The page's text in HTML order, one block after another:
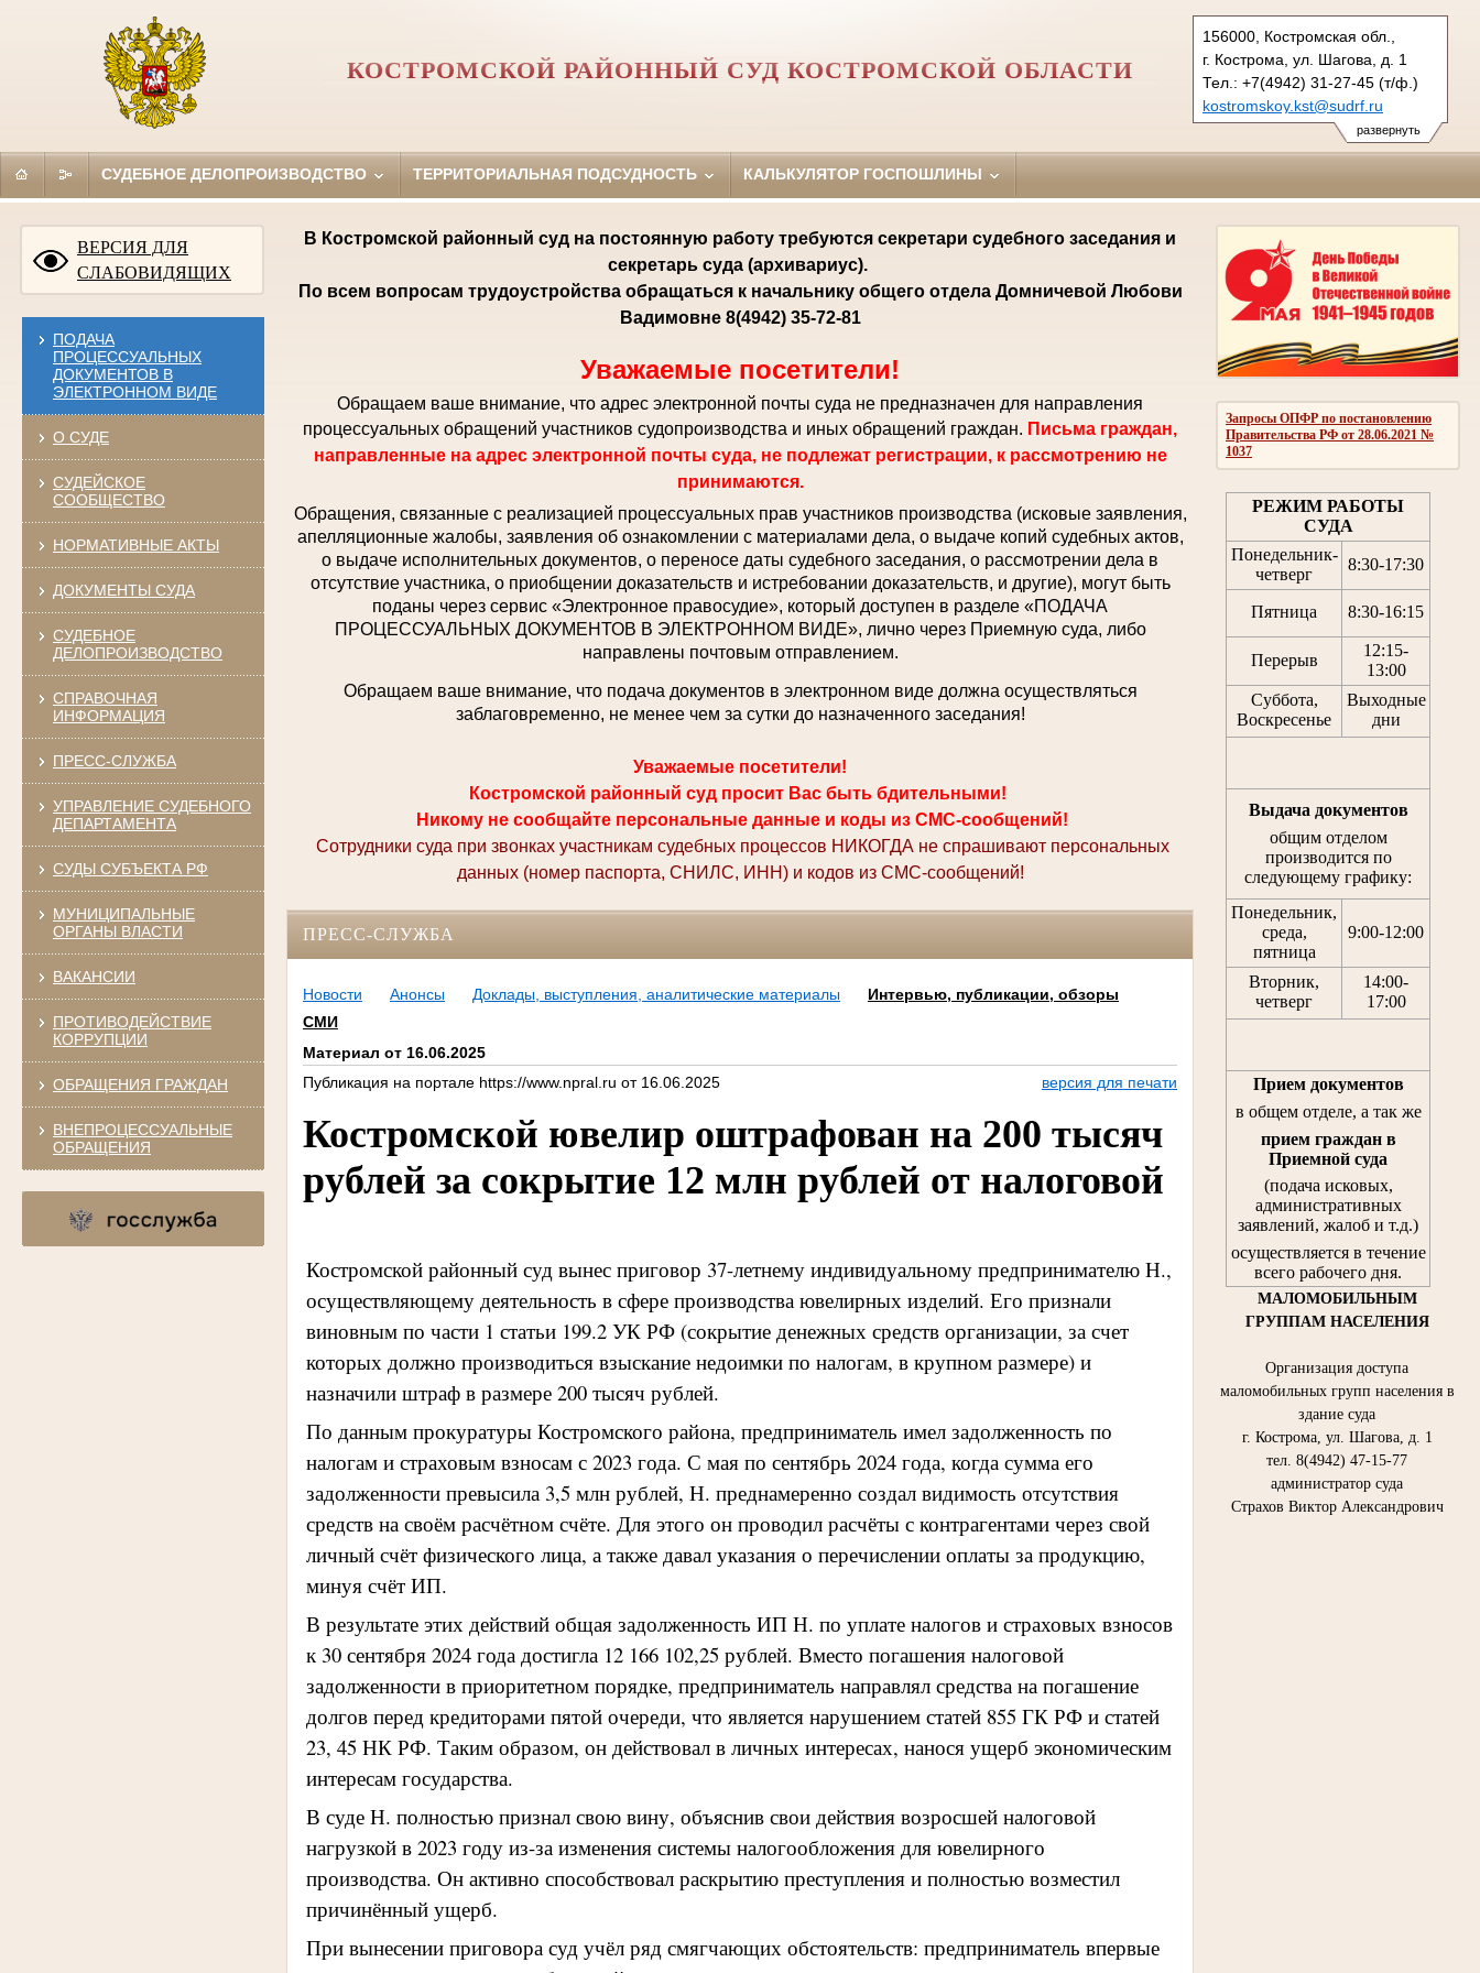
развернуть
156000, Костромская обл.,
г. Кострома, ул. Шагова, д. 1
Тел.: +7(4942) 31-27-45 (т/ф.)
kostromskoy.kst@sudrf.ru
КОСТРОМСКОЙ РАЙОННЫЙ СУД КОСТРОМСКОЙ ОБЛАСТИ
СУДЕБНОЕ ДЕЛОПРОИЗВОДСТВО ТЕРРИТОРИАЛЬНАЯ ПОДСУДНОСТЬ КАЛЬКУЛЯТОР ГОСПОШЛИНЫ
ВЕРСИЯ ДЛЯ
СЛАБОВИДЯЩИХ
ПОДАЧА
ПРОЦЕССУАЛЬНЫХ
ДОКУМЕНТОВ В
ЭЛЕКТРОННОМ ВИДЕ
О СУДЕ
СУДЕЙСКОЕ
СООБЩЕСТВО
НОРМАТИВНЫЕ АКТЫ
ДОКУМЕНТЫ СУДА
СУДЕБНОЕ
ДЕЛОПРОИЗВОДСТВО
СПРАВОЧНАЯ
ИНФОРМАЦИЯ
ПРЕСС-СЛУЖБА
УПРАВЛЕНИЕ СУДЕБНОГО
ДЕПАРТАМЕНТА
СУДЫ СУБЪЕКТА РФ
МУНИЦИПАЛЬНЫЕ
ОРГАНЫ ВЛАСТИ
ВАКАНСИИ
ПРОТИВОДЕЙСТВИЕ
КОРРУПЦИИ
ОБРАЩЕНИЯ ГРАЖДАН
ВНЕПРОЦЕССУАЛЬНЫЕ
ОБРАЩЕНИЯ
Запросы ОПФР по постановлению
Правительства РФ от 28.06.2021 №
1037
РЕЖИМ РАБОТЫ
СУДА
Понедельник-
четверг
8:30-17:30
Пятница 8:30-16:15
Перерыв
12:15-
13:00
Суббота,
Воскресенье
Выходные
дни
Выдача документов
общим отделом
производится по
следующему графику:
Понедельник,
среда,
пятница
9:00-12:00
Вторник,
четверг
14:00-
17:00
Прием документов
в общем отделе, а так же
прием граждан в
Приемной суда
(подача исковых,
административных
заявлений, жалоб и т.д.)
осуществляется в течение
всего рабочего дня.
МАЛОМОБИЛЬНЫМ
ГРУППАМ НАСЕЛЕНИЯ
Организация доступа
маломобильных групп населения в
здание суда
г. Кострома, ул. Шагова, д. 1
тел. 8(4942) 47-15-77
администратор суда
Страхов Виктор Александрович
В Костромской районный суд на постоянную работу требуются секретари судебного заседания и
секретарь суда (архивариус).
По всем вопросам трудоустройства обращаться к начальнику общего отдела Домничевой Любови
Вадимовне 8(4942) 35-72-81
Уважаемые посетители!
Обращаем ваше внимание, что адрес электронной почты суда не предназначен для направления
процессуальных обращений участников судопроизводства и иных обращений граждан. Письма граждан,
направленные на адрес электронной почты суда, не подлежат регистрации, к рассмотрению не
принимаются.
Обращения, связанные с реализацией процессуальных прав участников производства (исковые заявления,
апелляционные жалобы, заявления об ознакомлении с материалами дела, о выдаче копий судебных актов,
о выдаче исполнительных документов, о переносе даты судебного заседания, о рассмотрении дела в
отсутствие участника, о приобщении доказательств и истребовании доказательств, и другие), могут быть
поданы через сервис «Электронное правосудие», который доступен в разделе «ПОДАЧА
ПРОЦЕССУАЛЬНЫХ ДОКУМЕНТОВ В ЭЛЕКТРОННОМ ВИДЕ», лично через Приемную суда, либо
направлены почтовым отправлением.
Обращаем ваше внимание, что подача документов в электронном виде должна осуществляться
заблаговременно, не менее чем за сутки до назначенного заседания!
Уважаемые посетители!
Костромской районный суд просит Вас быть бдительными!
Никому не сообщайте персональные данные и коды из СМС-сообщений!
Сотрудники суда при звонках участникам судебных процессов НИКОГДА не спрашивают персональных
данных (номер паспорта, СНИЛС, ИНН) и кодов из СМС-сообщений!
ПРЕСС-СЛУЖБА
Новости Анонсы Доклады, выступления, аналитические материалы
Интервью, публикации, обзоры
СМИ
Материал от 16.06.2025
Публикация на портале https://www.npral.ru от 16.06.2025
версия для печати
Костромской ювелир оштрафован на 200 тысяч
рублей за сокрытие 12 млн рублей от налоговой
Костромской районный суд вынес приговор 37-летнему индивидуальному предпринимателю Н.,
осуществляющему деятельность в сфере производства ювелирных изделий. Его признали
виновным по части 1 статьи 199.2 УК РФ (сокрытие денежных средств организации, за счет
которых должно производиться взыскание недоимки по налогам, в крупном размере) и
назначили штраф в размере 200 тысяч рублей.
По данным прокуратуры Костромского района, предприниматель имел задолженность по
налогам и страховым взносам с 2023 года. С мая по сентябрь 2024 года, когда сумма его
задолженности превысила 3,5 млн рублей, Н. преднамеренно создал видимость отсутствия
средств на своём расчётном счёте. Для этого он проводил расчёты с контрагентами через свой
личный счёт физического лица, а также давал указания о перечислении оплаты за продукцию,
минуя счёт ИП.
В результате этих действий общая задолженность ИП Н. по уплате налогов и страховых взносов
к 30 сентября 2024 года достигла 12 166 102,25 рублей. Вместо погашения налоговой
задолженности в приоритетном порядке, предприниматель направлял средства на погашение
долгов перед кредиторами пятой очереди, что является нарушением статей 855 ГК РФ и статей
23, 45 НК РФ. Таким образом, он действовал в личных интересах, нанося ущерб экономическим
интересам государства.
В суде Н. полностью признал свою вину, объяснив свои действия возросшей налоговой
нагрузкой в 2023 году из-за изменения системы налогообложения для ювелирного
производства. Он активно способствовал раскрытию преступления и полностью возместил
причинённый ущерб.
При вынесении приговора суд учёл ряд смягчающих обстоятельств: предприниматель впервые